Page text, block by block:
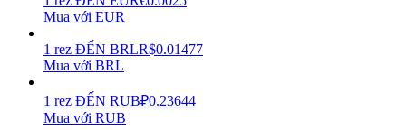
Power Piggy
Mua với EUR
1 rez ĐẾN BRLR$0.01477
Mua với BRL
1 rez ĐẾN RUB₽0.23644
Mua với RUB